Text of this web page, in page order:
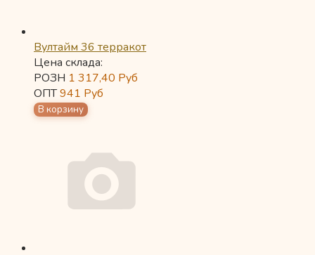
Вултайм 36 терракот
Цена склада:
РОЗН 1 317,40 Руб
ОПТ941 Руб